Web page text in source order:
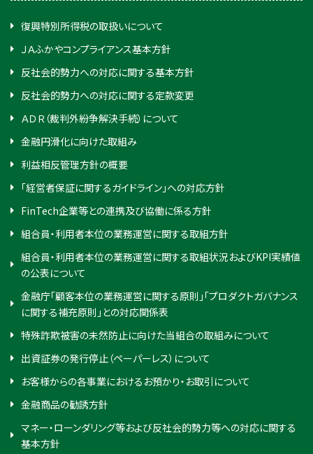
復興特別所得税の取扱いについて
ＪＡふかやコンプライアンス基本方針
反社会的勢力への対応に関する基本方針
反社会的勢力への対応に関する定款変更
ＡＤＲ（裁判外紛争解決手続）について
金融円滑化に向けた取組み
利益相反管理方針の概要
「経営者保証に関するガイドライン」への対応方針
FinTech企業等との連携及び協働に係る方針
組合員・利用者本位の業務運営に関する取組方針
組合員・利用者本位の業務運営に関する取組状況およびKPI実績値
の公表について
金融庁「顧客本位の業務運営に関する原則」「プロダクトガバナンス
に関する補充原則」との対応関係表
特殊詐欺被害の未然防止に向けた当組合の取組みについて
出資証券の発行停止（ペーパーレス）について
お客様からの各事業におけるお預かり・お取引について
金融商品の勧誘方針
マネー・ローンダリング等および反社会的勢力等への対応に関する
基本方針